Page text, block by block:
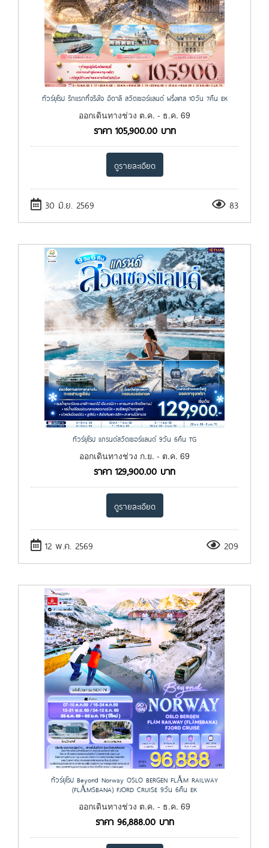
ทัวร์ยุโรป รักแรกที่จริงใจ อิตาลี สวิตเซอร์แลนด์ ฝรั่งเศส 10วัน 7คืน EK
ออกเดินทางช่วง ต.ค. - ธ.ค. 69
ราคา 105,900.00บาท
ดูรายละเอียด
30 มิ.ย. 2569 83
ทัวร์ยุโรป แกรนด์สวิตเซอร์แลนด์ 9วัน 6คืน TG
ออกเดินทางช่วง ก.ย. - ต.ค. 69
ราคา 129,900.00 บาท
ดูรายละเอียด
12 พ.ค. 2569 209
ทัวร์ยุโรป Beyond Norway OSLO BERGEN FLÅM RAILWAY
(FLÅMSBANA) FJORD CRUISE 9วัน 6คืน EK
ออกเดินทางช่วง ต.ค. - ธ.ค. 69
ราคา 96,888.00บาท